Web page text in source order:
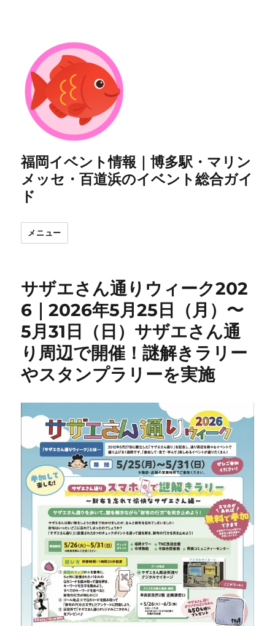
福岡イベント情報｜博多駅・マリン
メッセ・百道浜のイベント総合ガイ
ド
メニュー
サザエさん通りウィーク202
6｜2026年5月25日（月）〜
5月31日（日）サザエさん通
り周辺で開催！謎解きラリー
やスタンプラリーを実施